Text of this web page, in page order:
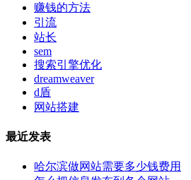
赚钱的方法
引流
站长
sem
搜索引擎优化
dreamweaver
d盾
网站搭建
最近发表
哈尔滨做网站需要多少钱费用